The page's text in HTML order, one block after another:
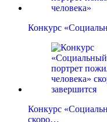
Конкурс
Конкурс
скоро…